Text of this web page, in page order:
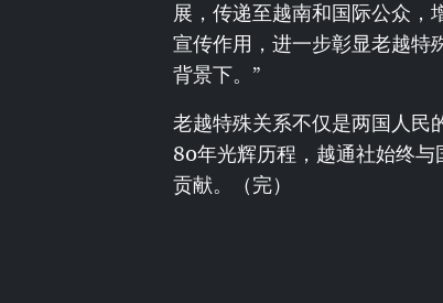
展，传递至越南和国际公众，
宣传作用，进一步彰显老越特
背景下。”
老越特殊关系不仅是两国人民
80年光辉历程，越通社始终
贡献。（完）